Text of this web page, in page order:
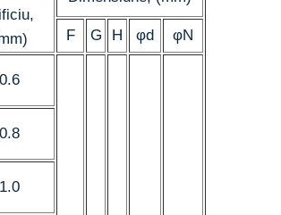
F G H φd
φN
0.6
0.8
1.0